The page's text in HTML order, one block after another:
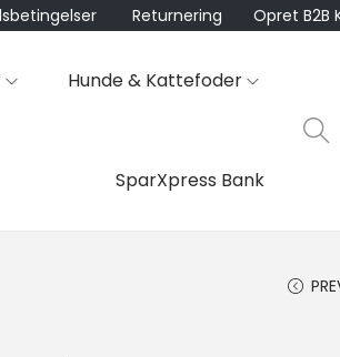
Returnering Opret B2B
Hunde & Kattefoder
SparXpress Bank